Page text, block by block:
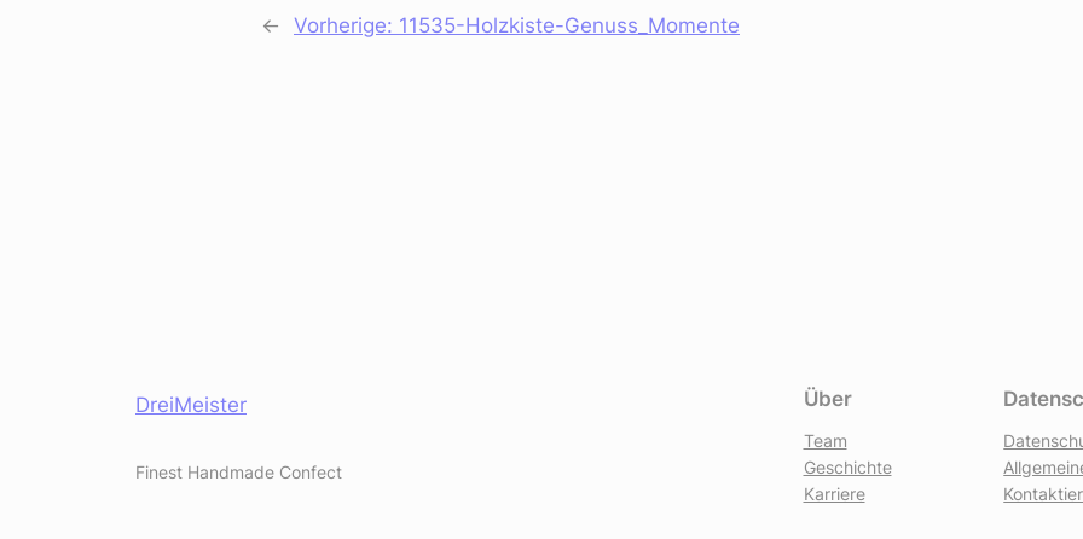
← Vorherige: 11535-Holzkiste-Genuss_Momente
DreiMeister
Finest Handmade Confect
Über
Team
Geschichte
Karriere